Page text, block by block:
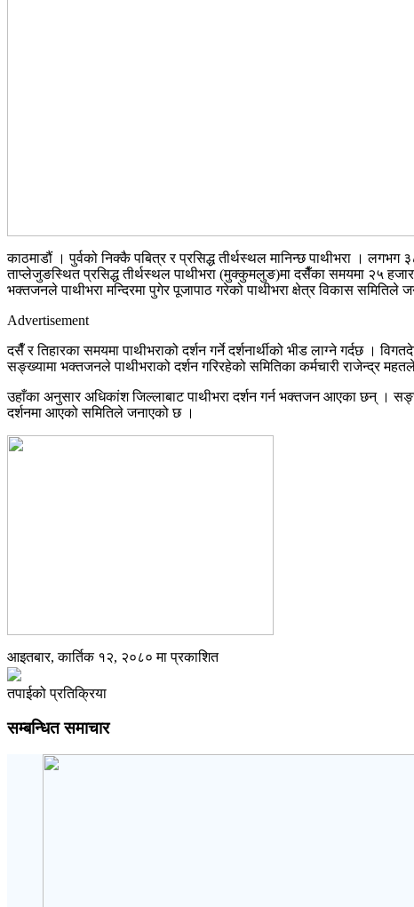
काठमाडौं । पुर्वको निक्कै पबित्र र प्रसिद्ध तीर्थस्थल मानिन्छ पाथीभरा ।
ताप्लेजुङस्थित प्रसिद्ध तीर्थस्थल पाथीभरा (मुक्कुमलुङ)मा दसैँका समयमा २५
भक्तजनले पाथीभरा मन्दिरमा पुगेर पूजापाठ गरेको पाथीभरा क्षेत्र विकास
Advertisement
दसैँ र तिहारका समयमा पाथीभराको दर्शन गर्ने दर्शनार्थीको भीड लाग्ने गर्दछ ।
सङ्ख्यामा भक्तजनले पाथीभराको दर्शन गरिरहेको समितिका कर्मचारी राजेन्द्र
उहाँका अनुसार अधिकांश जिल्लाबाट पाथीभरा दर्शन गर्न भक्तजन आएका छन् ।
दर्शनमा आएको समितिले जनाएको छ ।
आइतबार, कार्तिक १२, २०८० मा प्रकाशित
तपाईको प्रतिक्रिया
सम्बन्धित समाचार